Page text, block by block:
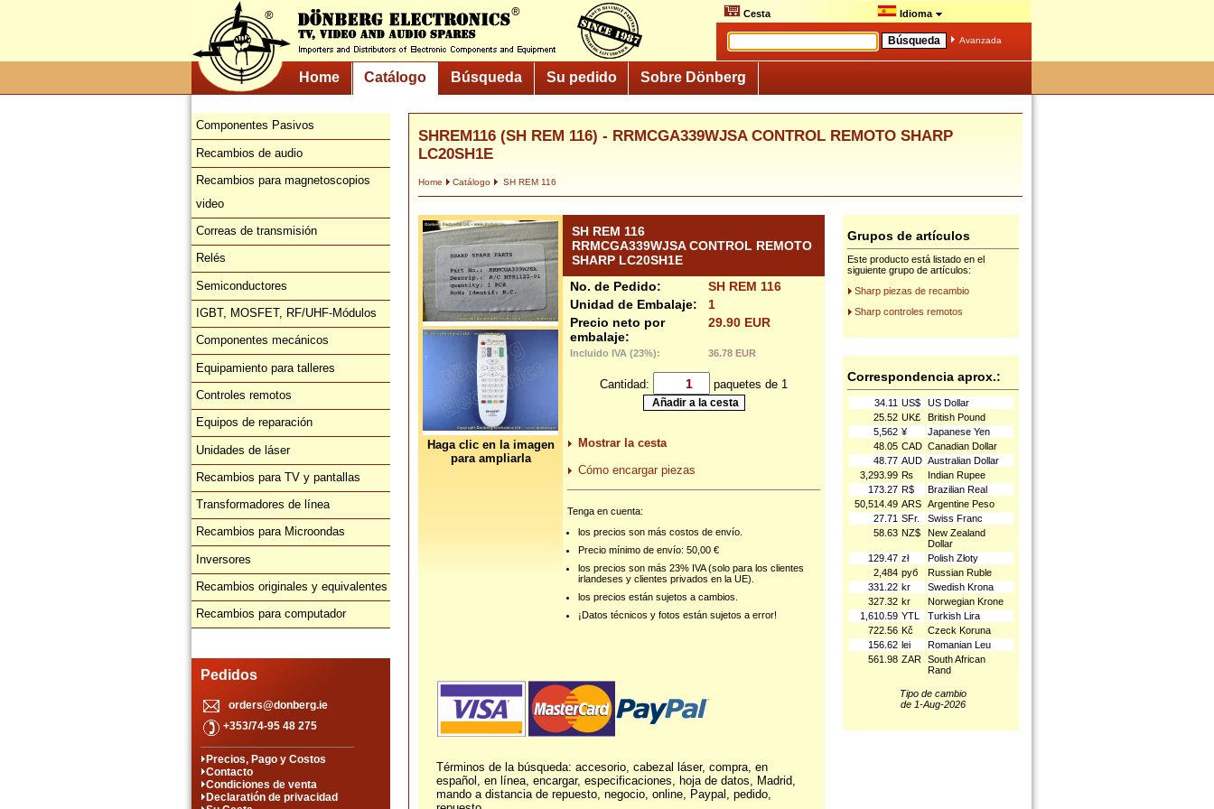
Cesta Idioma
Avanzada
Home Catálogo Búsqueda Su pedido Sobre Dönberg
Componentes Pasivos
Recambios de audio
Recambios para magnetoscopios
video
Correas de transmisión
Relés
Semiconductores
IGBT, MOSFET, RF/UHF-Módulos
Componentes mecánicos
Equipamiento para talleres
Controles remotos
Equipos de reparación
Unidades de láser
Recambios para TV y pantallas
Transformadores de línea
Recambios para Microondas
Inversores
Recambios originales y equivalentes
Recambios para computador
Pedidos
orders@donberg.ie
+353/74-95 48 275
Precios, Pago y Costos
Contacto
Condiciones de venta
Declaratión de privacidad
SHREM116 (SH REM 116) - RRMCGA339WJSA CONTROL REMOTO SHARP
LC20SH1E
Home Catálogo SH REM 116
Haga clic en la imagen
para ampliarla
SH REM 116
RRMCGA339WJSA CONTROL REMOTO
SHARP LC20SH1E
No. de Pedido:
SH REM 116
Unidad de Embalaje:
1
Precio neto por
embalaje:
29.90 EUR
Incluido IVA (23%): 36.78 EUR
Cantidad: paquetes de 1
Mostrar la cesta
Cómo encargar piezas
Tenga en cuenta:
los precios son más costos de envío.
Precio mínimo de envío: 50,00 €
los precios son más 23% IVA (solo para los clientes
irlandeses y clientes privados en la UE).
los precios están sujetos a cambios.
¡Datos técnicos y fotos están sujetos a error!
Términos de la búsqueda: accesorio, cabezal láser, compra, en
español, en línea, encargar, especificaciones, hoja de datos, Madrid,
mando a distancia de repuesto, negocio, online, Paypal, pedido,
Grupos de artículos
Este producto está listado en el
siguiente grupo de artículos:
Sharp piezas de recambio
Sharp controles remotos
Correspondencia aprox.:
34.11 US$
US Dollar
25.52 UK£
British Pound
5,562 ¥
Japanese Yen
48.05 CAD Canadian Dollar
48.77 AUD Australian Dollar
3,293.99 ₨
Indian Rupee
173.27 R$
Brazilian Real
50,514.49 ARS Argentine Peso
27.71 SFr.
Swiss Franc
58.63 NZ$
New Zealand
Dollar
129.47 zł
Polish Złoty
2,484 руб
Russian Ruble
331.22 kr
Swedish Krona
327.32 kr
Norwegian Krone
1,610.59 YTL
Turkish Lira
722.56 Kč
Czeck Koruna
156.62 lei
Romanian Leu
561.98 ZAR South African
Rand
Tipo de cambio
de 1-Aug-2026